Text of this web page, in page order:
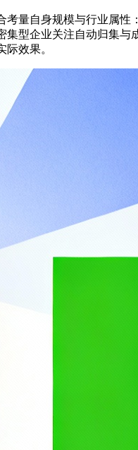
量自身规模与行业属
集型企业关注自动归集
效果。